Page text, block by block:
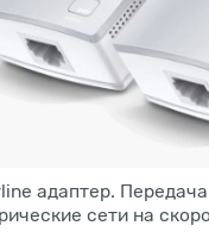
адаптер.
сети на